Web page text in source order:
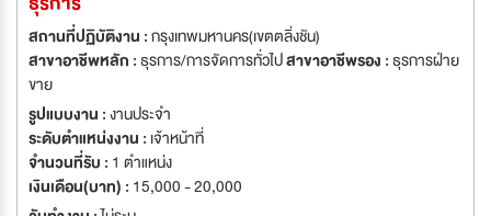
สถานที่ปฏิบัติงาน :กรุงเทพมหานคร(เขตตลิ่งชัน)
สาขาอาชีพหลัก :ธุรการ/การจัดการทั่วไปสาขาอาชีพรอง :ธุรการฝ่าย
ขาย
รูปแบบงาน :งานประจำ
ระดับตำแหน่งงาน : เจ้าหน้าที่
จำนวนที่รับ : 1 ตำแหน่ง
เงินเดือน(บาท) : 15,000 - 20,000